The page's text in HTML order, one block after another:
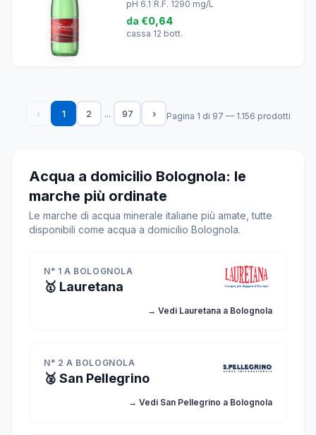
pH 6.1 R.F. 1290 mg/L
da €0,64
cassa 12 bott.
‹ 1 2 ... 97 › Pagina 1 di 97 — 1.156 prodotti
Acqua a domicilio Bolognola: le
marche più ordinate
Le marche di acqua minerale italiane più amate, tutte
disponibili come acqua a domicilio Bolognola.
N° 1 A BOLOGNOLA
🥇 Lauretana
→ Vedi Lauretana a Bolognola
N° 2 A BOLOGNOLA
🥈 San Pellegrino
→ Vedi San Pellegrino a Bolognola